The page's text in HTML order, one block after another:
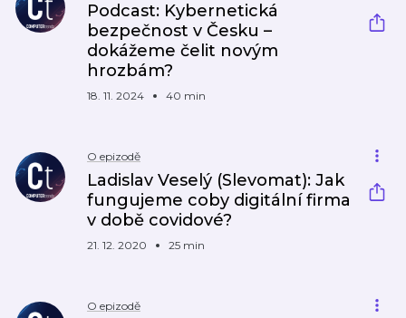
Podcast: Kybernetická
bezpečnost v Česku –
dokážeme čelit novým
hrozbám?
18. 11. 2024 40 min
O epizodě
Ladislav Veselý (Slevomat): Jak
fungujeme coby digitální firma
v době covidové?
21. 12. 2020 25 min
O epizodě